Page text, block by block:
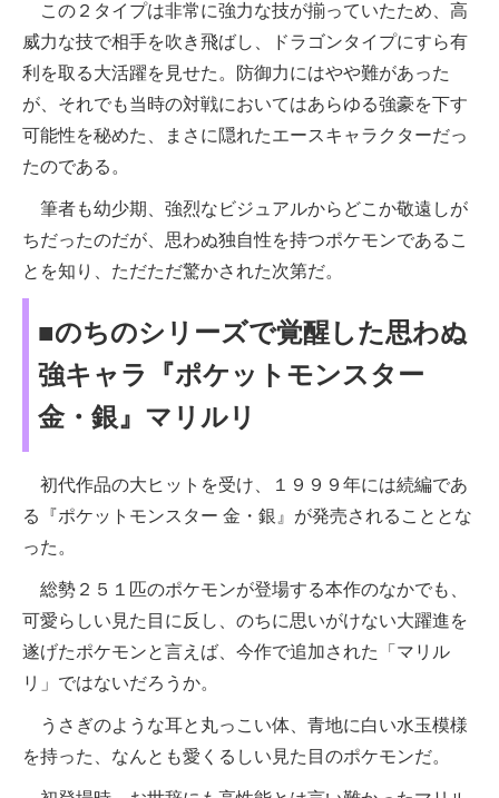
この２タイプは非常に強力な技が揃っていたため、高
威力な技で相手を吹き飛ばし、ドラゴンタイプにすら有
利を取る大活躍を見せた。防御力にはやや難があった
が、それでも当時の対戦においてはあらゆる強豪を下す
可能性を秘めた、まさに隠れたエースキャラクターだっ
たのである。
筆者も幼少期、強烈なビジュアルからどこか敬遠しが
ちだったのだが、思わぬ独自性を持つポケモンであるこ
とを知り、ただただ驚かされた次第だ。
■のちのシリーズで覚醒した思わぬ
強キャラ『ポケットモンスター
金・銀』マリルリ
初代作品の大ヒットを受け、１９９９年には続編であ
る『ポケットモンスター 金・銀』が発売されることとな
った。
総勢２５１匹のポケモンが登場する本作のなかでも、
可愛らしい見た目に反し、のちに思いがけない大躍進を
遂げたポケモンと言えば、今作で追加された「マリル
リ」ではないだろうか。
うさぎのような耳と丸っこい体、青地に白い水玉模様
を持った、なんとも愛くるしい見た目のポケモンだ。